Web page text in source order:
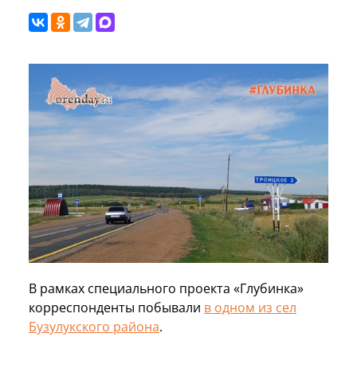
В рамках специального проекта «Глубинка»
корреспонденты побывали в одном из сел
Бузулукского района.